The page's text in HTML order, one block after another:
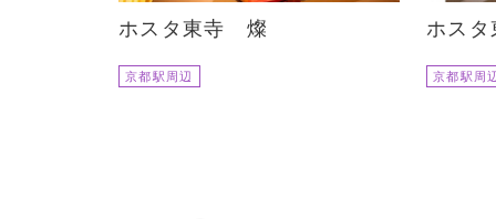
ホスタ東寺 燦
京都駅周辺
ホス
京都駅周